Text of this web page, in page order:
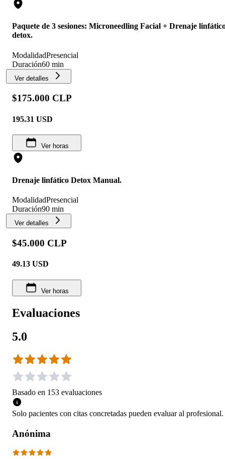
Paquete de 3 sesiones: Microneedling Facial + Drenaje
detox.
ModalidadPresencial
Duración60 min
Ver detalles
$175.000 CLP
195.31 USD
Ver horas
Drenaje linfático Detox Manual.
ModalidadPresencial
Duración90 min
Ver detalles
$45.000 CLP
49.13 USD
Ver horas
Evaluaciones
5.0
Basado en 153 evaluaciones
Solo pacientes con citas concretadas pueden evaluar al profesional.
Anónima